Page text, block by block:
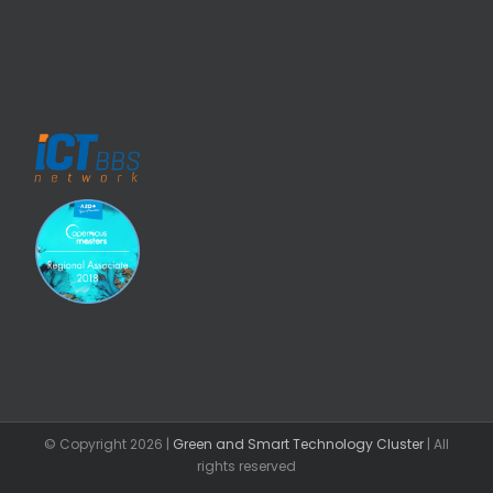
© Copyright 2026 | Green and Smart Technology Cluster | All
rights reserved